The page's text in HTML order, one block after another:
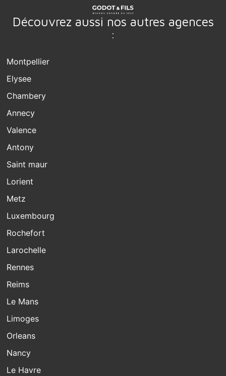
Découvrez aussi nos autres agences
:
Montpellier
Elysee
Chambery
Annecy
Valence
Antony
Saint maur
Lorient
Metz
Luxembourg
Rochefort
Larochelle
Rennes
Reims
Le Mans
Limoges
Orleans
Nancy
Le Havre